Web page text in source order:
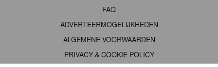
FAQ
ADVERTEERMOGELIJKHEDEN
ALGEMENE VOORWAARDEN
PRIVACY & COOKIE POLICY